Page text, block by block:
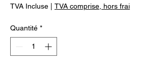
TVA Incluse TVA comprise, hors frai
Quantité *